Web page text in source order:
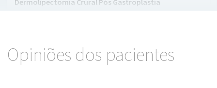
Dermolipectomia Crural Pós Gastroplastia
individualmente
Opiniões dos pacientes